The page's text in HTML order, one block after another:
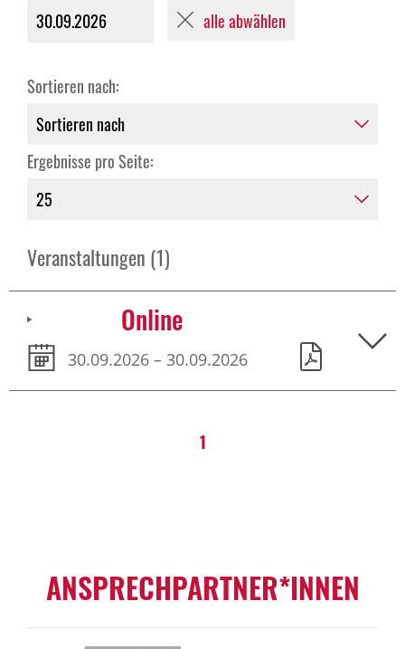
30.09.2026 alle abwählen
Sortieren nach:
Ergebnisse pro Seite:
Veranstaltungen (1)
Online
30.09.2026 – 30.09.2026
1
ANSPRECHPARTNER*INNEN